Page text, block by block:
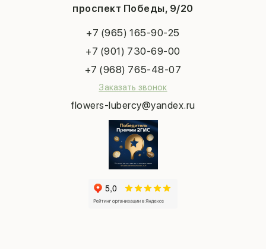
проспект Победы, 9/20
+7 (965) 165-90-25
+7 (901) 730-69-00
+7 (968) 765-48-07
Заказать звонок
flowers-lubercy@yandex.ru
Публичная оферта
Последний звонок